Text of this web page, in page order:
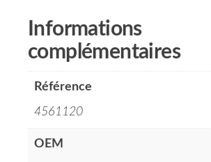
Informations
complémentaires
Référence
4561120
OEM